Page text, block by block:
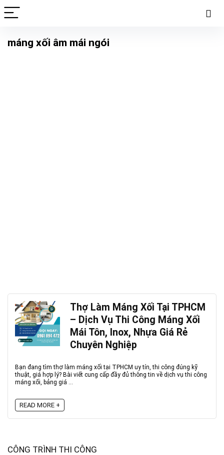
máng xối âm mái ngói
Thợ Làm Máng Xối Tại TPHCM
– Dịch Vụ Thi Công Máng Xối
Mái Tôn, Inox, Nhựa Giá Rẻ
Chuyên Nghiệp
Bạn đang tìm thợ làm máng xối tại TPHCM uy tín, thi công đúng kỹ
thuật, giá hợp lý? Bài viết cung cấp đầy đủ thông tin về dịch vụ thi công
máng xối, bảng giá ...
READ MORE +
CÔNG TRÌNH THI CÔNG